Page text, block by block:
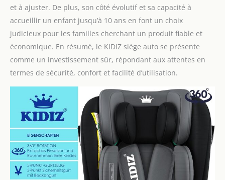
et à ajuster. De plus, son côté évolutif et sa capacité à
accueillir un enfant jusqu’à 10 ans en font un choix
judicieux pour les familles cherchant un produit fiable et
économique. En résumé, le KIDIZ siège auto se présente
comme un investissement sûr, répondant aux attentes en
termes de sécurité, confort et facilité d’utilisation.